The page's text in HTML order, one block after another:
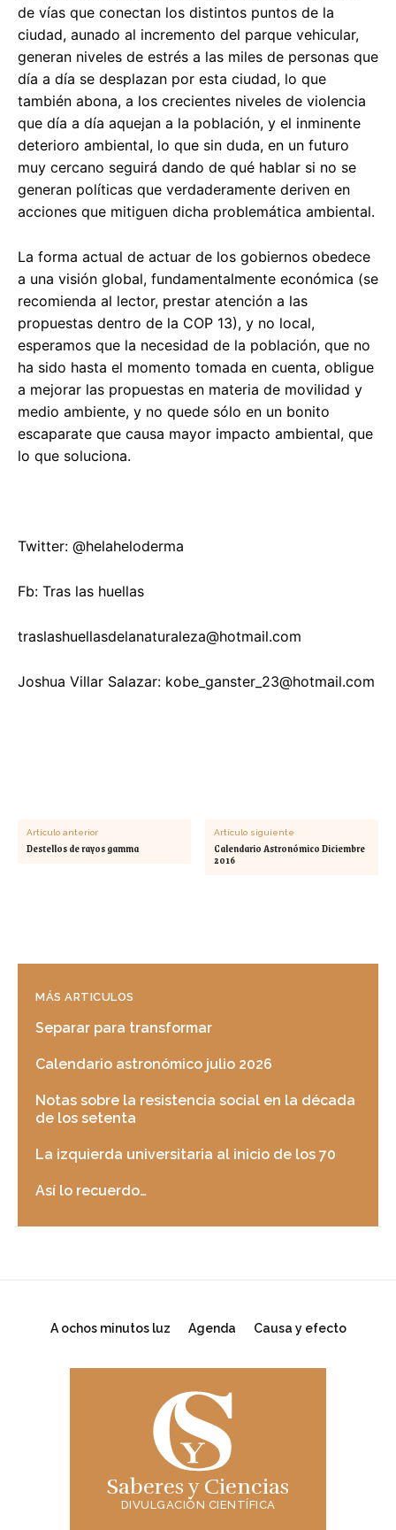
de vías que conectan los distintos puntos de la
ciudad, aunado al incremento del parque vehicular,
generan niveles de estrés a las miles de personas que
día a día se desplazan por esta ciudad, lo que
también abona, a los crecientes niveles de violencia
que día a día aquejan a la población, y el inminente
deterioro ambiental, lo que sin duda, en un futuro
muy cercano seguirá dando de qué hablar si no se
generan políticas que verdaderamente deriven en
acciones que mitiguen dicha problemática ambiental.
La forma actual de actuar de los gobiernos obedece
a una visión global, fundamentalmente económica (se
recomienda al lector, prestar atención a las
propuestas dentro de la COP 13), y no local,
esperamos que la necesidad de la población, que no
ha sido hasta el momento tomada en cuenta, obligue
a mejorar las propuestas en materia de movilidad y
medio ambiente, y no quede sólo en un bonito
escaparate que causa mayor impacto ambiental, que
lo que soluciona.
Twitter: @helaheloderma
Fb: Tras las huellas
traslashuellasdelanaturaleza@hotmail.com
Joshua Villar Salazar: kobe_ganster_23@hotmail.com
Artículo anterior
Destellos de rayos gamma
Artículo siguiente
Calendario Astronómico Diciembre
2016
MÁS ARTICULOS
Separar para transformar
Calendario astronómico julio 2026
Notas sobre la resistencia social en la década
de los setenta
La izquierda universitaria al inicio de los 70
Así lo recuerdo…
A ochos minutos luz Agenda Causa y efecto
Saberes y Ciencias
DIVULGACIÓN CIENTÍFICA